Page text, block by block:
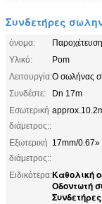
Συνδετήρες
όνομα:
Υλικό:
Pom
Λειτουργία:Ο σωλήνας
Συνδέστε:
Dn 17m
Εσωτερική
διάμετρος::
Εξωτερική
διάμετρος::
17mm/0.67»
Ειδικότερα:Καθολική
Οδοντωτή